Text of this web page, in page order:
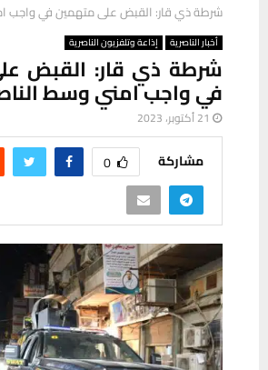
شرطة ذي قار: القبض على متهمين في واجب
أخبار الناصرية إذاعة وتلفزيون الناصرية
شرطة ذي قار: القبض
في واجب امني وسط
21 أكتوبر، 2023
مشاركة 0